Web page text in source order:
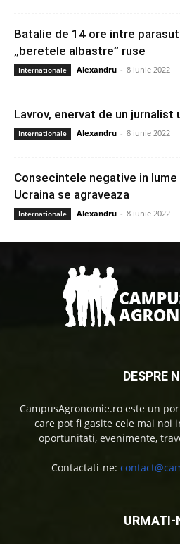
Batalie de 14 ore intre
„beretele albastre” ruse
Internationale Alexandru - 8 iunie 2022
Lavrov, enervat de un jurnalist
Internationale Alexandru - 8 iunie 2022
Consecintele negative in lume
Ucraina se agraveaza
Internationale Alexandru - 8 iunie 2022
DESPRE
CampusAgronomie.ro este un
care pot fi gasite cele mai noi
oportunitati, evenimente,
Contactati-ne:
URMATI-